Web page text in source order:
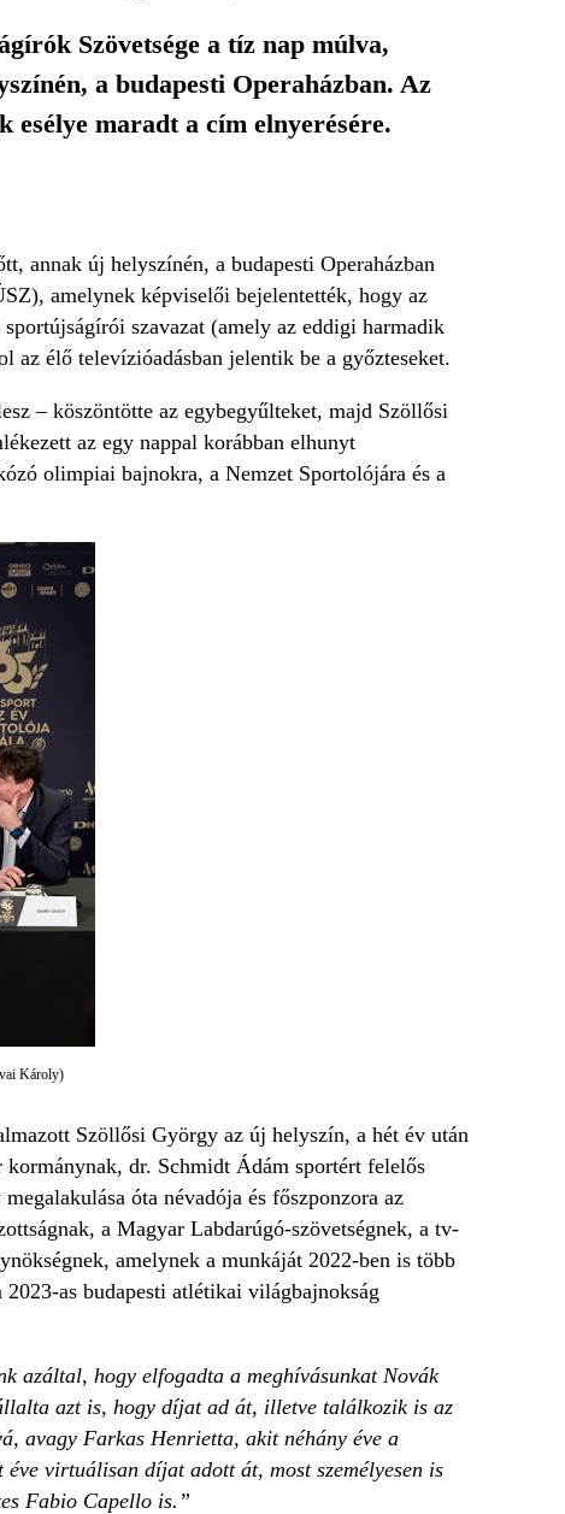
Szövetsége a tíz nap múlva,
a budapesti Operaházban. Az
maradt a cím elnyerésére.
annak új helyszínén, a budapesti Operaházban
amelynek képviselői bejelentették, hogy az
szavazat (amely az eddigi harmadik
az élő televízióadásban jelentik be a győzteseket.
– köszöntötte az egybegyűlteket, majd Szöllősi
az egy nappal korábban elhunyt
olimpiai bajnokra, a Nemzet Sportolójára és a
Károly)
Szöllősi György az új helyszín, a hét év után
kormánynak, dr. Schmidt Ádám sportért felelős
óta névadója és főszponzora az
a Magyar Labdarúgó-szövetségnek, a tv-
amelynek a munkáját 2022-ben is több
as budapesti atlétikai világbajnokság
azáltal, hogy elfogadta a meghívásunkat Novák
azt is, hogy díjat ad át, illetve találkozik is az
avagy Farkas Henrietta, akit néhány éve a
virtuálisan díjat adott át, most személyesen is
Fabio Capello is.”